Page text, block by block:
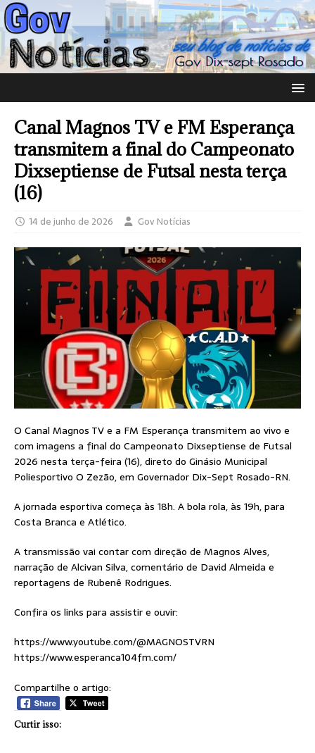
Canal Magnos TV e FM Esperança
transmitem a final do Campeonato
Dixseptiense de Futsal nesta terça
(16)
14 de junho de 2026 Gov Notícias
O Canal Magnos TV e a FM Esperança transmitem ao vivo e
com imagens a final do Campeonato Dixseptiense de Futsal
2026 nesta terça-feira (16), direto do Ginásio Municipal
Poliesportivo O Zezão, em Governador Dix-Sept Rosado-RN.
A jornada esportiva começa às 18h. A bola rola, às 19h, para
Costa Branca e Atlético.
A transmissão vai contar com direção de Magnos Alves,
narração de Alcivan Silva, comentário de David Almeida e
reportagens de Rubenê Rodrigues.
Confira os links para assistir e ouvir:
https://www.youtube.com/@MAGNOSTVRN
https://www.esperanca104fm.com/
Compartilhe o artigo:
Curtir isso: